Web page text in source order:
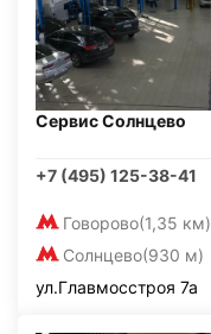
Сервис Солнцево
+7 (495) 125-38-41
Говорово(1,35 км)
Солнцево(930 м)
ул.Главмосстроя 7а